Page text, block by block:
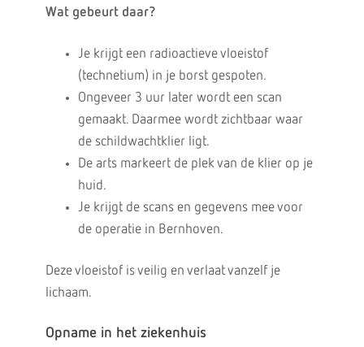
Wat gebeurt daar?
Je krijgt een radioactieve vloeistof
(technetium) in je borst gespoten.
Ongeveer 3 uur later wordt een scan
gemaakt. Daarmee wordt zichtbaar waar
de schildwachtklier ligt.
De arts markeert de plek van de klier op je
huid.
Je krijgt de scans en gegevens mee voor
de operatie in Bernhoven.
Deze vloeistof is veilig en verlaat vanzelf je
lichaam.
Opname in het ziekenhuis